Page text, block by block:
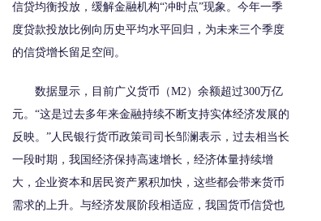
信贷均衡投放，缓解金融机构“冲时点”现象。今年一季
度贷款投放比例向历史平均水平回归，为未来三个季度
的信贷增长留足空间。
数据显示，目前广义货币（M2）余额超过300万亿
元。“这是过去多年来金融持续不断支持实体经济发展的
反映。”人民银行货币政策司司长邹澜表示，过去相当长
一段时期，我国经济保持高速增长，经济体量持续增
大，企业资本和居民资产累积加快，这些都会带来货币
需求的上升。与经济发展阶段相适应，我国货币信贷也